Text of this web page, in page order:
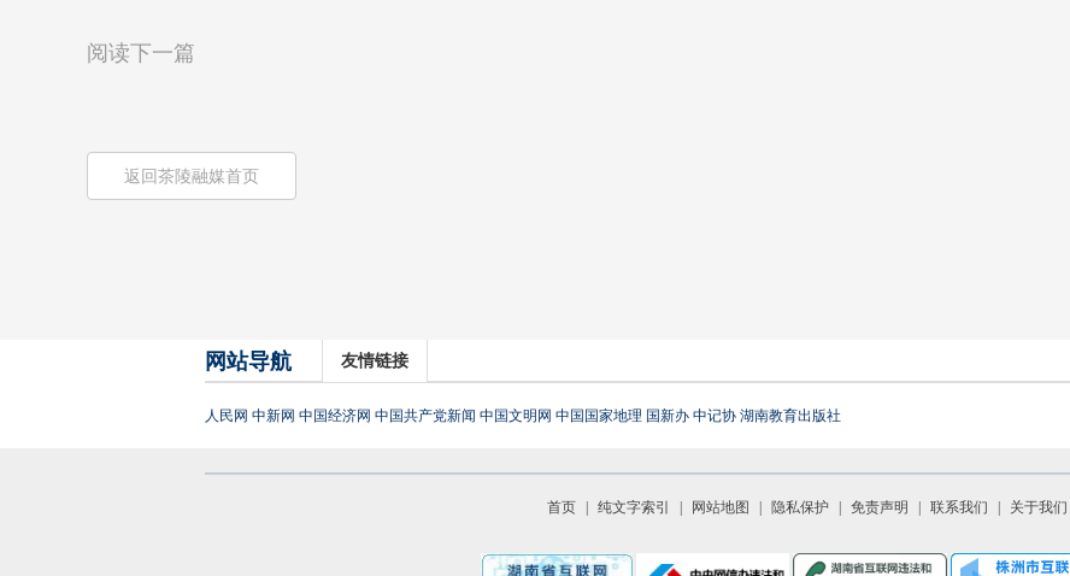
阅读下一篇
返回茶陵融媒首页
网站导航 友情链接
人民网 中新网 中国经济网 中国共产党新闻 中国文明网 中国国家地理 国新办 中记协 湖南教育出版社
首页 | 纯文字索引 | 网站地图 | 隐私保护 | 免责声明 | 联系我们 | 关于我们